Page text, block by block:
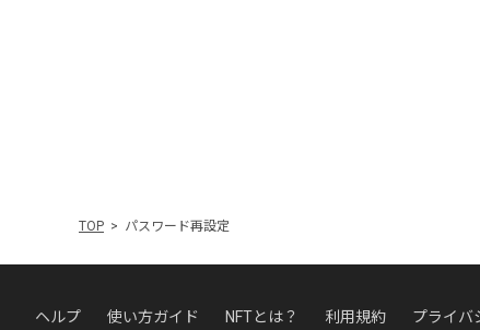
TOP パスワード再設定
ヘルプ 使い方ガイド NFTとは？ 利用規約 プライバ